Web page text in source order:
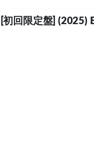
初回限定盤] (2025)